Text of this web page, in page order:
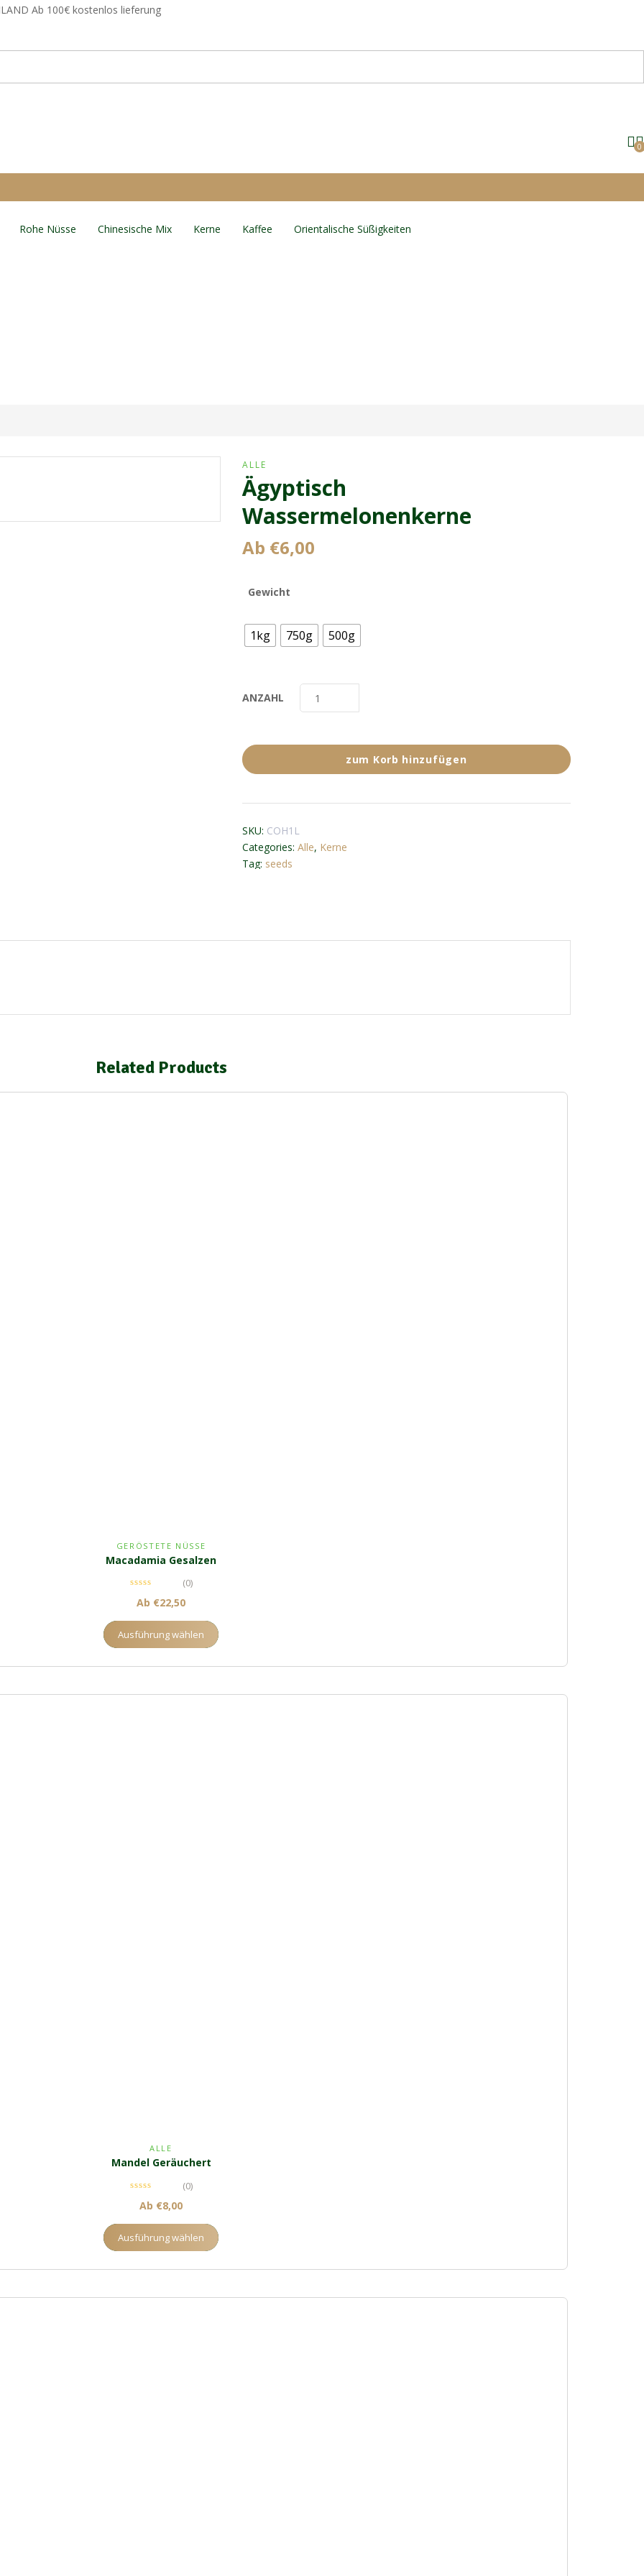
Ab 100€ kostenlos lieferung
0
Rohe Nüsse Chinesische Mix Kerne Kaffee Orientalische Süßigkeiten
ALLE
Ägyptisch
Wassermelonenkerne
Ab €6,00
Gewicht
1kg 750g 500g
ANZAHL
zum Korb hinzufügen
SKU: COH1L
Categories: Alle, Kerne
Tag: seeds
Related Products
GERÖSTETE NÜSSE
Macadamia Gesalzen
(0)
Ab €22,50
Ausführung wählen
ALLE
Mandel Geräuchert
(0)
Ab €8,00
Ausführung wählen